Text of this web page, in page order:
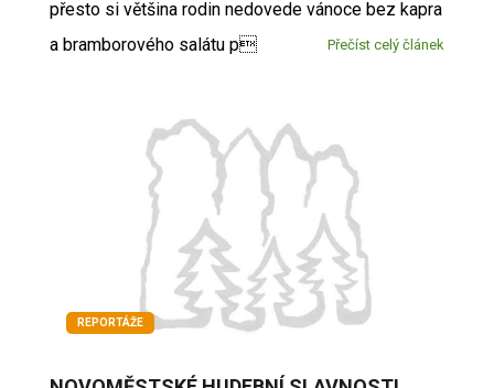
přesto si většina rodin nedovede vánoce bez kapra
a bramborového salátu p
Přečíst celý článek
REPORTÁŽE